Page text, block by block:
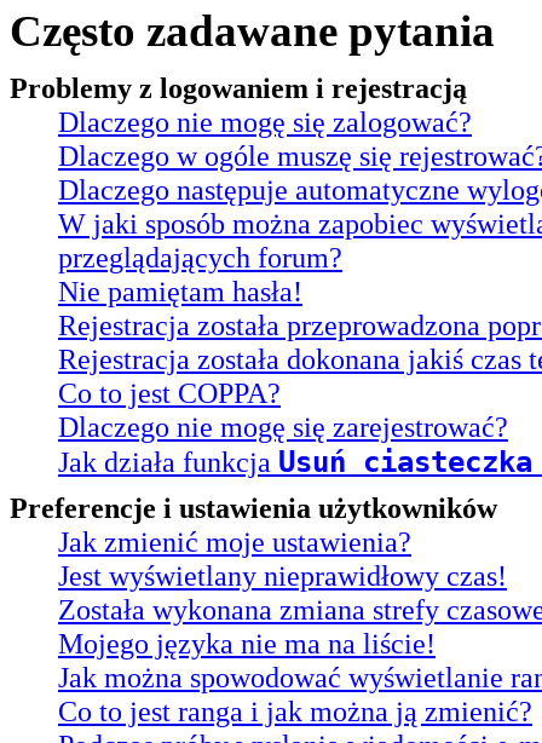
Często zadawane pytania
Problemy z logowaniem i rejestracją
Dlaczego nie mogę się zalogować?
Dlaczego w ogóle muszę się
Dlaczego następuje automatyczne
W jaki sposób można zapobiec
przeglądających forum?
Nie pamiętam hasła!
Rejestracja została przeprowadzona
Rejestracja została dokonana jakiś
Co to jest COPPA?
Dlaczego nie mogę się zarejestrować?
Jak działa funkcja Usuń
Preferencje i ustawienia użytkowników
Jak zmienić moje ustawienia?
Jest wyświetlany nieprawidłowy czas!
Została wykonana zmiana strefy
Mojego języka nie ma na liście!
Jak można spowodować wyświetlanie
Co to jest ranga i jak można ją zmienić?